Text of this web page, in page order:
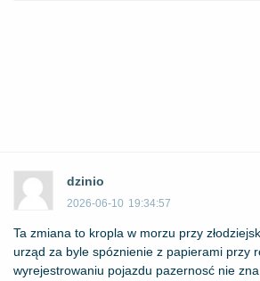
dzinio
2026-06-10 19:34:57
Ta zmiana to kropla w morzu przy
urząd za byle spóznienie z papierami przy
wyrejestrowaniu pojazdu pazernosć nie zna